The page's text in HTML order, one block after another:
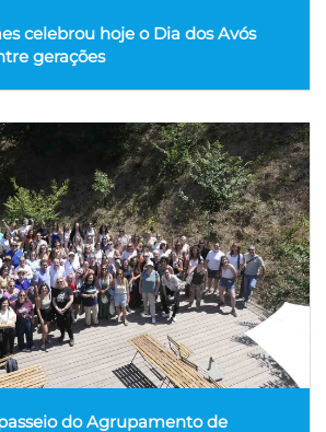
celebrou hoje o Dia dos Avós
gerações
do Agrupamento de